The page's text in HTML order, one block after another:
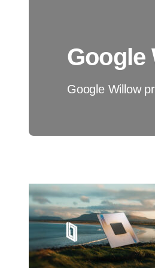
Google
Google Willow